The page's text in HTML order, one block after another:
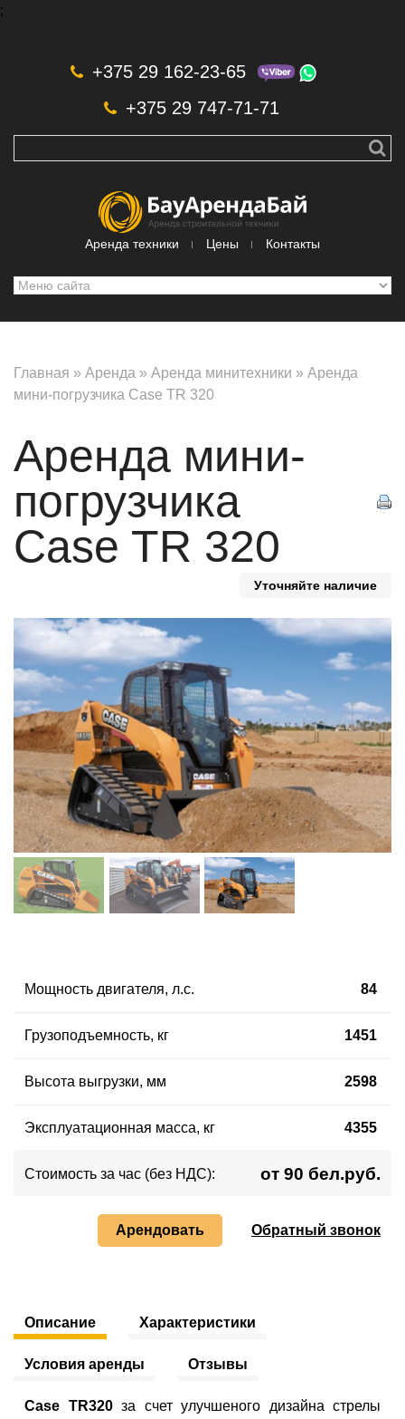
;
+375 29 162-23-65
+375 29 747-71-71
Аренда техники Цены Контакты
Главная » Аренда » Аренда минитехники » Аренда
мини-погрузчика Case TR 320
Аренда мини-
погрузчика
Case TR 320
Уточняйте наличие
Мощность двигателя, л.с. 84
Грузоподъемность, кг 1451
Высота выгрузки, мм 2598
Эксплуатационная масса, кг 4355
Стоимость за час (без НДС): от 90 бел.руб.
Арендовать Обратный звонок
Описание Характеристики
Условия аренды Отзывы
Case TR320за счет улучшеного дизайна стрелы